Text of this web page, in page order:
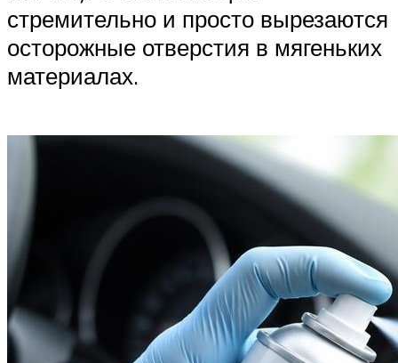
стремительно и просто вырезаются
осторожные отверстия в мягеньких
материалах.